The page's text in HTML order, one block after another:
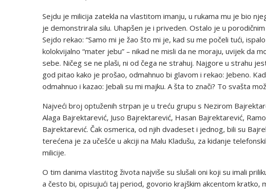
Sejdu je milicija zatekla na vlastitom imanju, u rukama mu je bio
je demonstrirala silu. Uhapšen je i priveden. Ostalo je u
Sejdo rekao: “Samo mi je žao što mi je, kad su me počeli tući,
kolokvijalno “mater jebu” – nikad ne misli da ne moraju, uvijek da
sebe. Ničeg se ne plaši, ni od čega ne strahuj. Najgore u strahu
god pitao kako je prošao, odmahnuo bi glavom i rekao: Jebeno.
odmahnuo i kazao: Jebali su mi majku. A šta to znači? To svašta
Najveći broj optuženih strpan je u treću grupu s Nezirom
Alaga Bajrektarević, Juso Bajrektarević, Hasan Bajrektarević,
Bajrektarević. Čak osmerica, od njih dvadeset i jednog, bili su
terećena je za učešće u akciji na Malu Kladušu, za kidanje
milicije.
O tim danima vlastitog života najviše su slušali oni koji su imali
a često bi, opisujući taj period, govorio krajškim akcentom kratko,